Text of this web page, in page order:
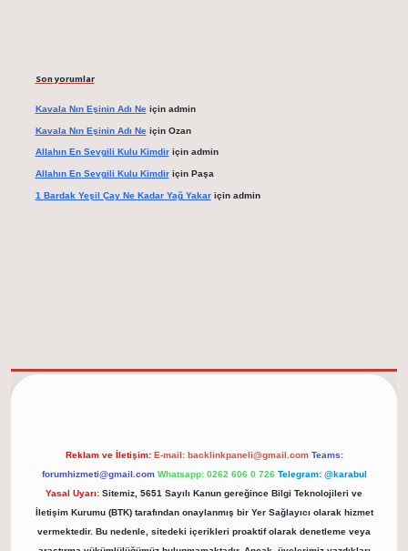
Son yorumlar
Kavala Nın Eşinin Adı Neiçin admin
Kavala Nın Eşinin Adı Neiçin Ozan
Allahın En Sevgili Kulu Kimdiriçin admin
Allahın En Sevgili Kulu Kimdiriçin Paşa
1 Bardak Yeşil Çay Ne Kadar Yağ Yakariçin admin
Reklam ve İletişim: E-mail: backlinkpaneli@gmail.com Teams:
forumhizmeti@gmail.com Whatsapp: 0262 606 0 726 Telegram: @karabul
Yasal Uyarı: Sitemiz, 5651 Sayılı Kanun gereğince Bilgi Teknolojileri ve
İletişim Kurumu (BTK) tarafından onaylanmış bir Yer Sağlayıcı olarak hizmet
vermektedir. Bu nedenle, sitedeki içerikleri proaktif olarak denetleme veya